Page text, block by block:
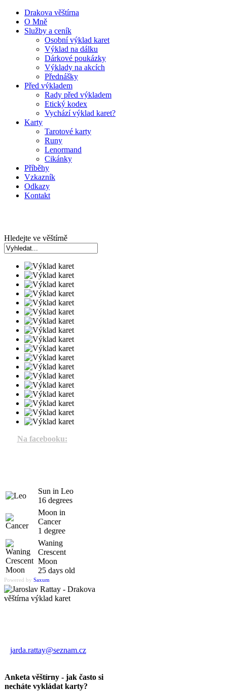
Drakova věštírna
O Mně
Služby a ceník
Osobní výklad karet
Výklad na dálku
Dárkové poukázky
Výklady na akcích
Přednášky
Před výkladem
Rady před výkladem
Etický kodex
Vychází výklad karet?
Karty
Tarotové karty
Runy
Lenormand
Cikánky
Příběhy
Vzkazník
Odkazy
Kontakt
Hledejte ve věštírně
Na facebooku:
Sun in Leo
16 degrees
Moon in
Cancer
1 degree
Waning
Crescent
Moon
25 days old
Powered by Saxum
jarda.rattay@seznam.cz
Anketa věštírny - jak často si
necháte vykládat karty?